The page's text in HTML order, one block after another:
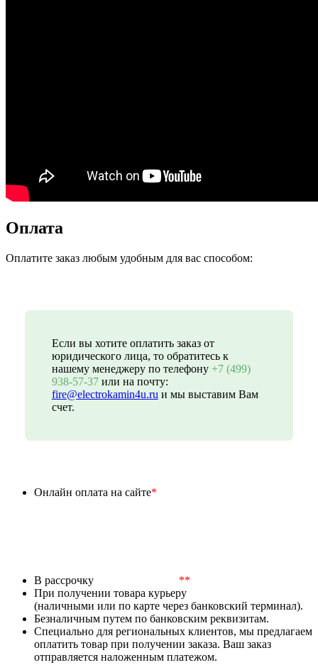
Оплата
Оплатите заказ любым удобным для вас способом:
Если вы хотите оплатить заказ от
юридического лица, то обратитесь к
нашему менеджеру по телефону +7 (499)
938-57-37или на почту:
fire@electrokamin4u.ru и мы выставим Вам
счет.
Онлайн оплата на сайте*
В рассрочку
**
При получении товара курьеру
(наличными или по карте через банковский терминал).
Безналичным путем по банковским реквизитам.
Специально для региональных клиентов, мы предлагаем
оплатить товар при получении заказа. Ваш заказ
отправляется наложенным платежом.